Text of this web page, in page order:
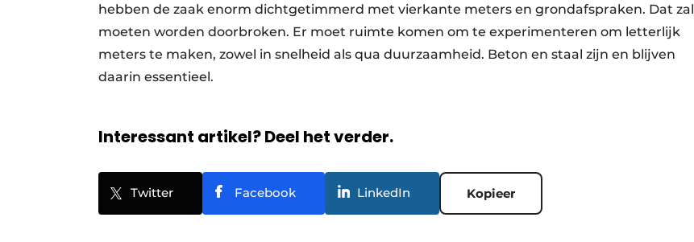
hebben de zaak enorm dichtgetimmerd met vierkante meters en grondafspraken. Dat zal
moeten worden doorbroken. Er moet ruimte komen om te experimenteren om letterlijk
meters te maken, zowel in snelheid als qua duurzaamheid. Beton en staal zijn en blijven
daarin essentieel.
Interessant artikel? Deel het verder.
Twitter Facebook LinkedIn Kopieer